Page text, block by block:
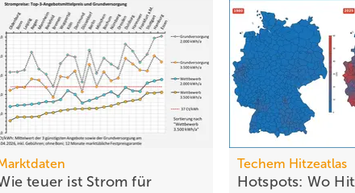
teuer ist Strom für
Techem Hitzeatlas
Hotspots: Wo